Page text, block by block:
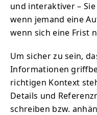
und interaktiver –
wenn jemand eine
wenn sich eine Frist
Um sicher zu sein,
Informationen
richtigen Kontext
Details und
schreiben bzw.